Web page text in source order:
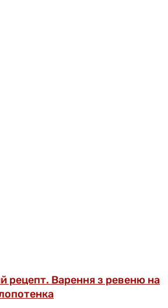
рецепт. Варення з ревеню на